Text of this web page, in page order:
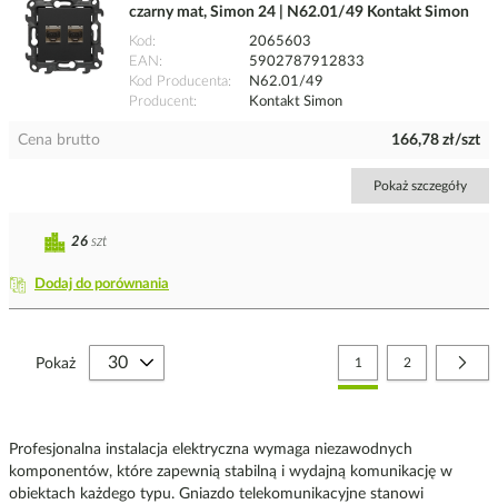
czarny mat, Simon 24 | N62.01/49 Kontakt Simon
Kod
2065603
EAN
5902787912833
Kod Producenta
N62.01/49
Producent
Kontakt Simon
Cena brutto 166,78 zł/szt
Pokaż szczegóły
Dodaj do porównania
26 szt
Strona
Aktualnie czytasz stronę
1 Strona
2
Pokaż
Profesjonalna instalacja elektryczna wymaga niezawodnych
komponentów, które zapewnią stabilną i wydajną komunikację w
obiektach każdego typu. Gniazdo telekomunikacyjne stanowi